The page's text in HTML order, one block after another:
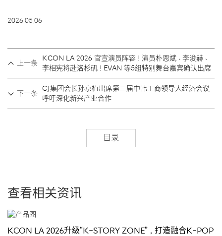
2026.05.06
上一条
KCON LA 2026 官宣演员阵容！演员朴恩斌、李浚赫、
李相宪将赴洛杉矶！EVAN 等5组特别舞台嘉宾确认出席
下一条
CJ集团会长孙京植出席第三届中韩工商领导人经济会议
呼吁深化新兴产业合作
目录
查看相关资讯
KCON LA 2026升级“K-STORY ZONE”，打造融合K-POP